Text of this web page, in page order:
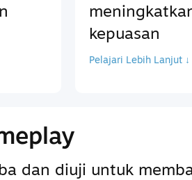
kepuasan
Pelajari Lebih Lanjut ↓
dan diuji untuk